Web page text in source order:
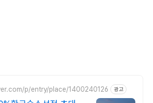
p/entry/place/1400240126 광고